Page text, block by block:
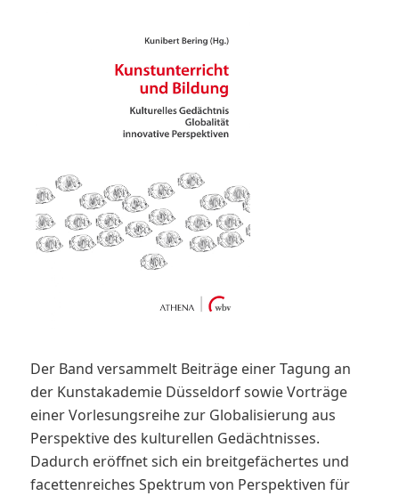
Der Band versammelt Beiträge einer Tagung an
der Kunstakademie Düsseldorf sowie Vorträge
einer Vorlesungsreihe zur Globalisierung aus
Perspektive des kulturellen Gedächtnisses.
Dadurch eröffnet sich ein breitgefächertes und
facettenreiches Spektrum von Perspektiven für